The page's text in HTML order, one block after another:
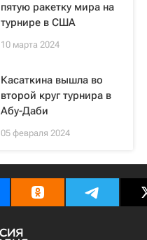
пятую ракетку мира на
турнире в США
10 марта 2024
Касаткина вышла во
второй круг турнира в
Абу-Даби
05 февраля 2024